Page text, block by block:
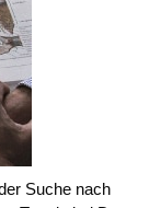
Suche nach